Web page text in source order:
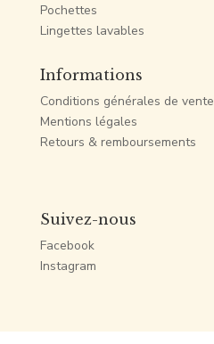
Pochettes
Lingettes lavables
Informations
Conditions générales de vente
Mentions légales
Retours & remboursements
Suivez-nous
Facebook
Instagram